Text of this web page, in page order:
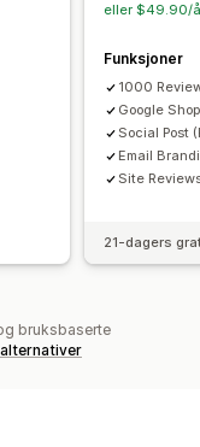
eller $49.90/
Funksjoner
1000
Google
Social Post
Email
Site
21-dagers
bruksbaserte